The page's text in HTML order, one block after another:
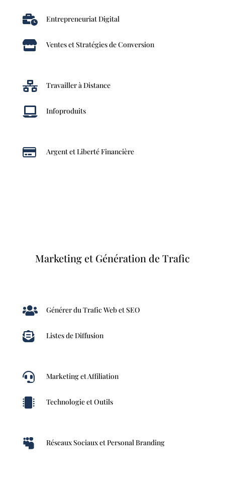
 Entrepreneuriat Digital
 Ventes et Stratégies de Conversion
 Travailler à Distance
 Infoproduits
 Argent et Liberté Financière
Marketing et Génération de Trafic
 Générer du Trafic Web et SEO
 Listes de Diffusion
 Marketing et Affiliation
 Technologie et Outils
 Réseaux Sociaux et Personal Branding